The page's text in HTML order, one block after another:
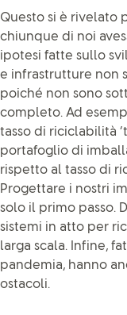
Questo si è rivelato
chiunque di noi
ipotesi fatte sullo
e infrastrutture non
poiché non sono
completo. Ad
tasso di riciclabilità
portafoglio di
rispetto al tasso di
Progettare i nostri
solo il primo passo.
sistemi in atto per
larga scala. Infine,
pandemia, hanno
ostacoli.